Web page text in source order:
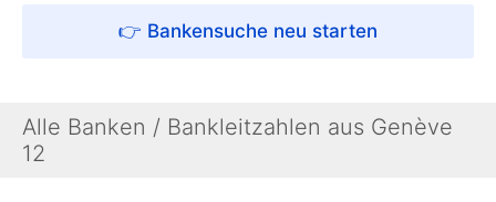
👉 Bankensuche neu starten
Alle Banken / Bankleitzahlen aus Genève
12